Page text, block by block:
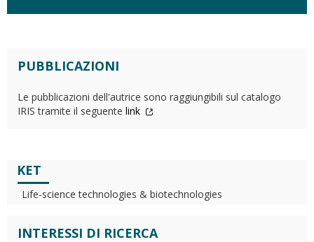
PUBBLICAZIONI
Le pubblicazioni dell'autrice sono raggiungibili sul catalogo
IRIS tramite il seguente link
KET
Life-science technologies & biotechnologies
INTERESSI DI RICERCA